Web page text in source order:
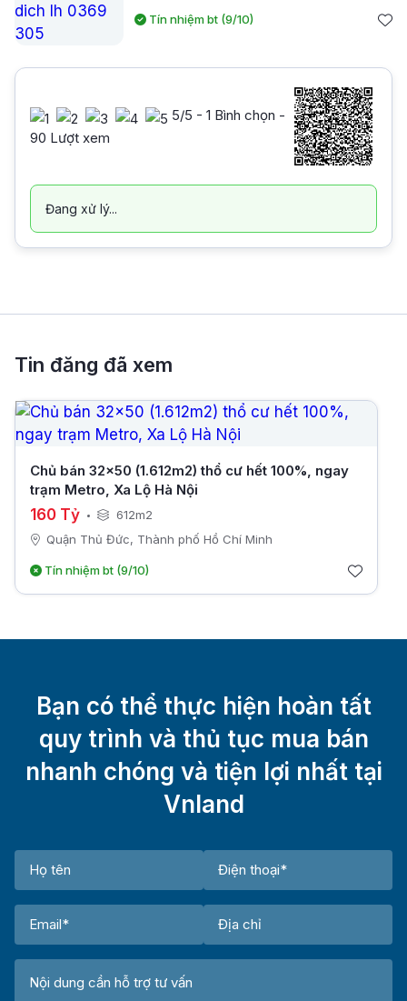
Tín nhiệm bt (9/10)
5/5 - 1 Bình chọn -
90 Lượt xem
Đang xử lý...
Tin đăng đã xem
Chủ bán 32x50 (1.612m2) thổ cư hết 100%, ngay
trạm Metro, Xa Lộ Hà Nội
160 Tỷ
612m2
Quận Thủ Đức, Thành phố Hồ Chí Minh
Tín nhiệm bt (9/10)
Bạn có thể thực hiện hoàn tất
quy trình và thủ tục mua bán
nhanh chóng và tiện lợi nhất tại
Vnland